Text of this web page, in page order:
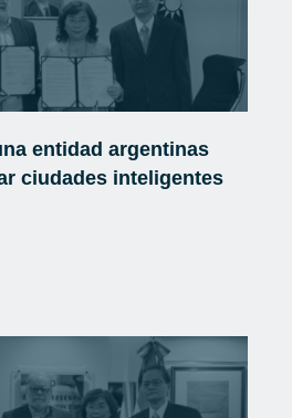
entidad argentinas
ciudades inteligentes